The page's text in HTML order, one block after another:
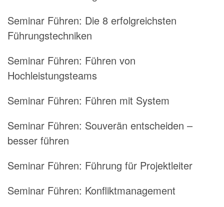
Seminar Führen: Die 8 erfolgreichsten
Führungstechniken
Seminar Führen: Führen von
Hochleistungsteams
Seminar Führen: Führen mit System
Seminar Führen: Souverän entscheiden –
besser führen
Seminar Führen: Führung für Projektleiter
Seminar Führen: Konfliktmanagement